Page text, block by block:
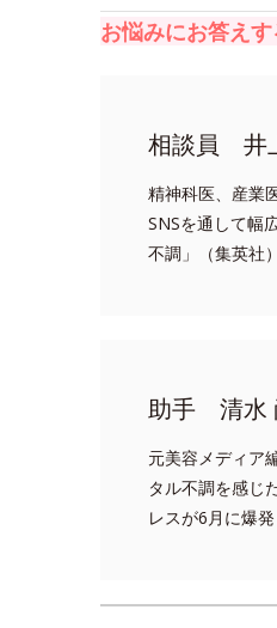
お悩みにお答え
相談員 井
精神科医、産業
SNSを通して幅
不調」（集英社
助手 清水
元美容メディア
タル不調を感じ
レスが6月に爆